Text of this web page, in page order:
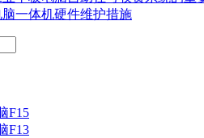
脑一体机硬件维护措施
F15
F13